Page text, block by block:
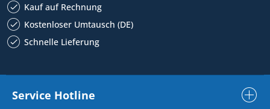
Kauf auf Rechnung
Kostenloser Umtausch (DE)
Schnelle Lieferung
Service Hotline